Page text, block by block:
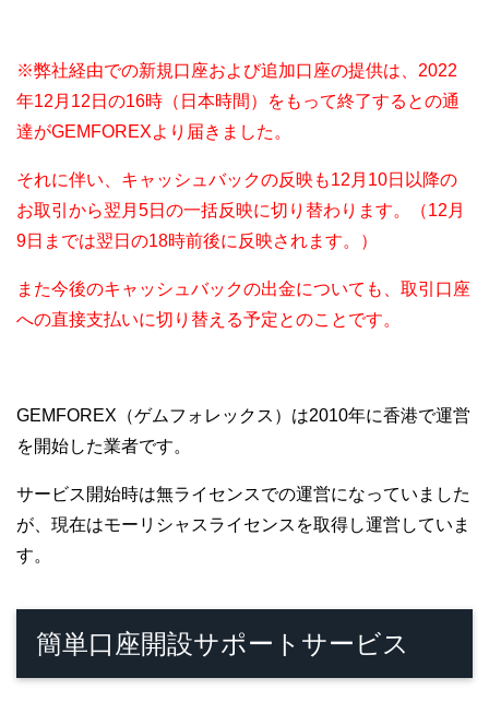
※弊社経由での新規口座および追加口座の提供は、2022
年12月12日の16時（日本時間）をもって終了するとの通
達がGEMFOREXより届きました。
それに伴い、キャッシュバックの反映も12月10日以降の
お取引から翌月5日の一括反映に切り替わります。（12月
9日までは翌日の18時前後に反映されます。）
また今後のキャッシュバックの出金についても、取引口座
への直接支払いに切り替える予定とのことです。
GEMFOREX（ゲムフォレックス）は2010年に香港で運営
を開始した業者です。
サービス開始時は無ライセンスでの運営になっていました
が、現在はモーリシャスライセンスを取得し運営していま
す。
簡単口座開設サポートサービス